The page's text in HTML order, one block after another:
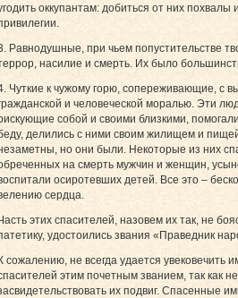
оккупантам: добиться от них похвалы
Равнодушные, при чьем попуститель­стве
насилие и смерть. Их было
Чуткие к чужому горю, сопереживающие, с
и человеческой моралью. Эти
собой и своими близкими,
делились с ними своим жилищем и
но они были. Некоторые из них
на смерть мужчин и женщин,
осиротевших детей. Все это –
сердца.
этих спасителей, назовем их так, не
удостоились звания «Праведник
сожалению, не всегда удается увековечить
этим почетным званием, так как
их подвиг. Спасенные